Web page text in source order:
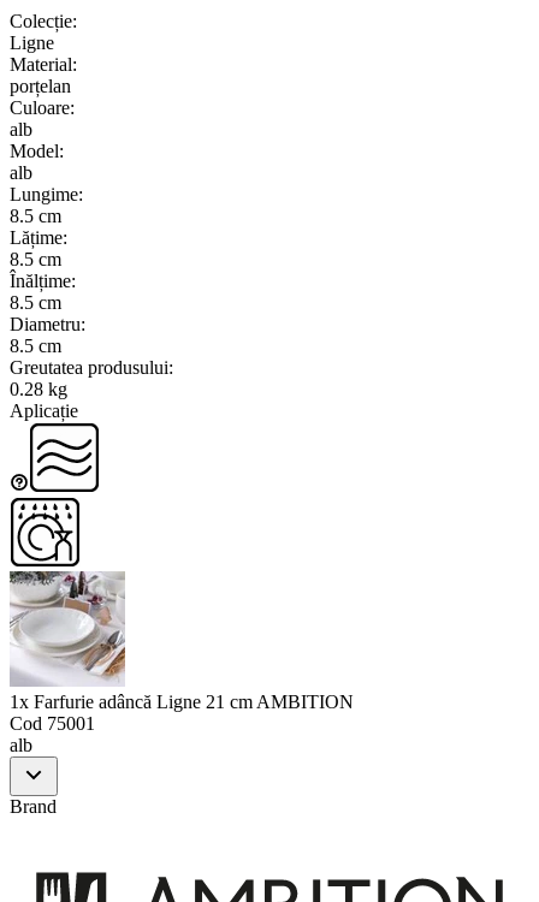
Colecție:
Ligne
Material:
porțelan
Culoare:
alb
Model:
alb
Lungime:
8.5 cm
Lățime:
8.5 cm
Înălțime:
8.5 cm
Diametru:
8.5 cm
Greutatea produsului:
0.28 kg
Aplicație
1x Farfurie adâncă Ligne 21 cm AMBITION
Cod 75001
alb
Brand